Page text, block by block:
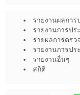
รายงานผลกา
รายงานการป
รายผลการตร
รายงานการปร
รายงานอื่นๆ
สถิติ